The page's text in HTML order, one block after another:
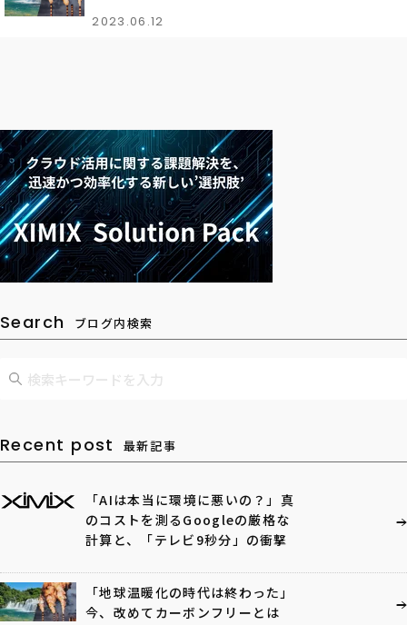
2023.06.12
Search ブログ内検索
Recent post 最新記事
「AIは本当に環境に悪いの？」真
のコストを測るGoogleの厳格な
計算と、「テレビ9秒分」の衝撃
「地球温暖化の時代は終わった」
今、改めてカーボンフリーとは